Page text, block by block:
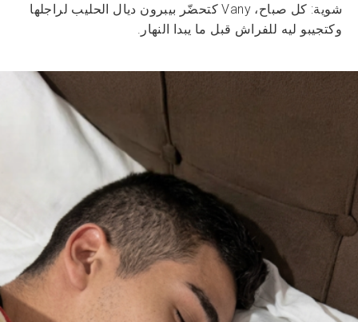
شوية: كل صباح، Vany كتحضّر بيبرون ديال الحليب لراجلها
وكتجيبو ليه للفراش قبل ما يبدا النهار.